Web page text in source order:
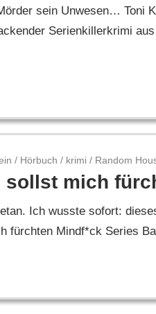
sein Unwesen… Toni
Serienkillerkrimi
/ Hörbuch / krimi / Random
sollst mich
Ich wusste sofort:
fürchten Mindf*ck Series